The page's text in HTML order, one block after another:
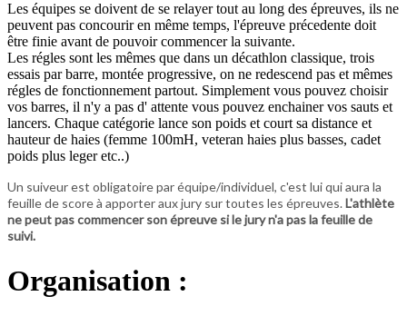
Les équipes se doivent de se relayer tout au long des épreuves, ils ne
peuvent pas concourir en même temps, l'épreuve précedente doit
être finie avant de pouvoir commencer la suivante.
Les régles sont les mêmes que dans un décathlon classique, trois
essais par barre, montée progressive, on ne redescend pas et mêmes
régles de fonctionnement partout. Simplement vous pouvez choisir
vos barres, il n'y a pas d' attente vous pouvez enchainer vos sauts et
lancers. Chaque catégorie lance son poids et court sa distance et
hauteur de haies (femme 100mH, veteran haies plus basses, cadet
poids plus leger etc..)
Un suiveur est obligatoire par équipe/individuel, c'est lui qui aura la
feuille de score à apporter aux jury sur toutes les épreuves.L'athlète
ne peut pas commencer son épreuve si le jury n'a pas la feuille de
suivi.
Organisation :